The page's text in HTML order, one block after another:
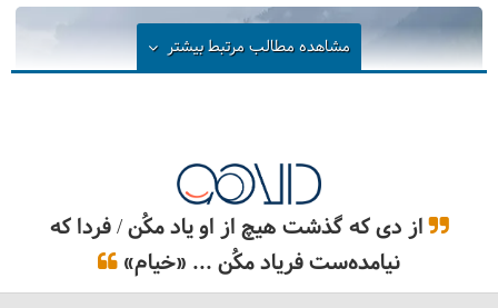
مشاهده مطالب مرتبطبیشتر
از دی که گذشت هیچ از او یاد مکُن / فردا که
نیامده‌ست فریاد مکُن ... «خیام»